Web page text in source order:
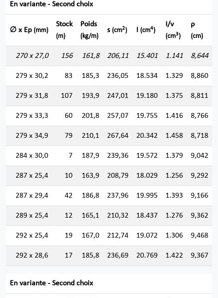
En variante - Second choix
∅ x Ep (mm)
Stock
(m)
Poids
(kg/m)
s (cm2) I (cm4)
I/v
(cm3)
ρ
(cm)
270 x 27,0 156 161,8 206,11 15.401 1.141 8,644
279 x 30,2 83 185,3 236,05 18.534 1.329 8,860
279 x 31,8 107 193,9 247,01 19.180 1.375 8,811
279 x 33,3 60 201,8 257,07 19.755 1.416 8,766
279 x 34,9 79 210,1 267,64 20.342 1.458 8,718
284 x 30,0 7 187,9 239,36 19.572 1.379 9,042
287 x 25,4 10 163,9 208,79 18.029 1.256 9,292
287 x 29,4 42 186,8 237,96 19.995 1.393 9,166
289 x 25,4 12 165,1 210,32 18.437 1.276 9,362
292 x 25,4 19 167,0 212,74 19.072 1.306 9,468
292 x 28,6 17 185,8 236,69 20.769 1.422 9,367
En variante - Second choix